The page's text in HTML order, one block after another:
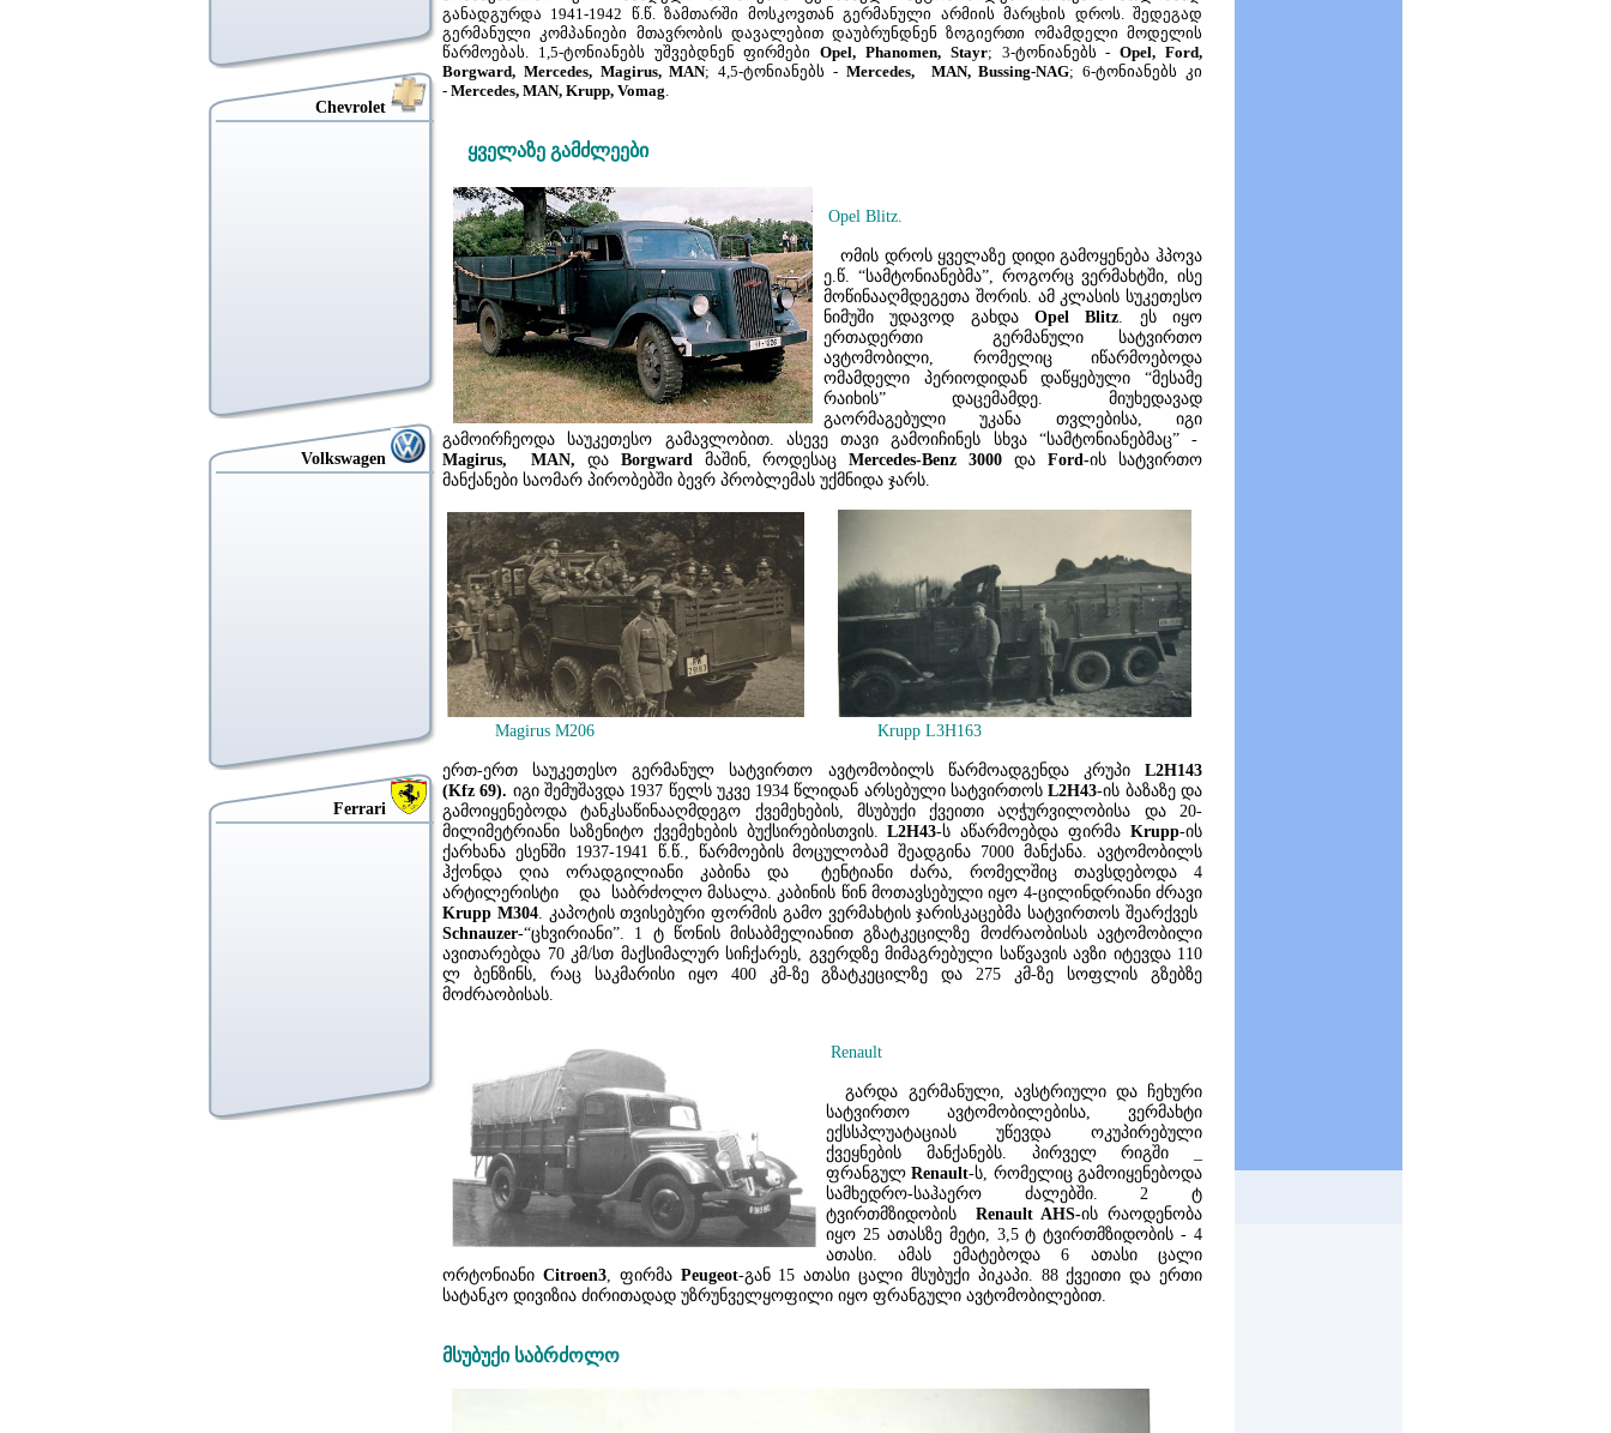
Chevrolet
Volkswagen
Ferrari
განადგურდა 1941-1942 წ.წ. ზამთარში მოსკოვთან გერმანული არმიის მარცხის დროს. შედეგად
გერმანული კომპანიები მთავრობის დავალებით დაუბრუნდნენ ზოგიერთი ომამდელი მოდელის
წარმოებას. 1,5-ტონიანებს უშვებდნენ ფირმებიOpel, Phanomen, Stayr; 3-ტონიანებს -Opel, Ford,
Borgward, Mercedes, Magirus, MAN; 4,5-ტონიანებს - Mercedes, MAN, Bussing-NAG; 6-ტონიანებს კი
- Mercedes, MAN, Krupp, Vomag.
ყველაზე გამძლეები
Opel Blitz.
ომის დროს ყველაზე დიდი გამოყენება ჰპოვა
ე.წ. “სამტონიანებმა”, როგორც ვერმახტში, ისე
მოწინააღმდეგეთა შორის. ამ კლასის სუკეთესო
ნიმუში უდავოდ გახდა Opel Blitz. ეს იყო
ერთადერთი გერმანული სატვირთო
ავტომობილი, რომელიც იწარმოებოდა
ომამდელი პერიოდიდან დაწყებული “მესამე
რაიხის” დაცემამდე. მიუხედავად
გაორმაგებული უკანა თვლებისა, იგი
გამოირჩეოდა საუკეთესო გამავლობით. ასევე თავი გამოიჩინეს სხვა “სამტონიანებმაც” -
Magirus, MAN, და Borgwardმაშინ, როდესაცMercedes-Benz 3000 დაFord-ის სატვირთო
მანქანები საომარ პირობებში ბევრ პრობლემას უქმნიდა ჯარს.
Magirus M206 Krupp L3H163
ერთ-ერთ საუკეთესო გერმანულ სატვირთო ავტომობილს წარმოადგენდა კრუპი L2H143
(Kfz 69). იგი შემუშავდა 1937 წელს უკვე 1934 წლიდან არსებული სატვირთოსL2H43-ის ბაზაზე და
გამოიყენებოდა ტანკსაწინააღმდეგო ქვემეხების, მსუბუქი ქვეითი აღჭურვილობისა და 20-
მილიმეტრიანი საზენიტო ქვემეხების ბუქსირებისთვის. L2H43-ს აწარმოებდა ფირმაKrupp-ის
ქარხანა ესენში 1937-1941 წ.წ., წარმოების მოცულობამ შეადგინა 7000 მანქანა. ავტომობილს
ჰქონდა ღია ორადგილიანი კაბინა და ტენტიანი ძარა, რომელშიც თავსდებოდა 4
არტილერისტი და საბრძოლო მასალა. კაბინის წინ მოთავსებული იყო 4-ცილინდრიანი ძრავი
Krupp М304. კაპოტის თვისებური ფორმის გამო ვერმახტის ჯარისკაცებმა სატვირთოს შეარქვეს
Schnauzer-“ცხვირიანი”. 1 ტ წონის მისაბმელიანით გზატკეცილზე მოძრაობისას ავტომობილი
ავითარებდა 70 კმ/სთ მაქსიმალურ სიჩქარეს, გვერდზე მიმაგრებული საწვავის ავზი იტევდა 110
ლ ბენზინს, რაც საკმარისი იყო 400 კმ-ზე გზატკეცილზე და 275 კმ-ზე სოფლის გზებზე
მოძრაობისას.
Renault
გარდა გერმანული, ავსტრიული და ჩეხური
სატვირთო ავტომობილებისა, ვერმახტი
ექსსპლუატაციას უწევდა ოკუპირებული
ქვეყნების მანქანებს. პირველ რიგში _
ფრანგულRenault-ს, რომელიც გამოიყენებოდა
სამხედრო-საჰაერო ძალებში. 2 ტ
ტვირთმზიდობის Renault AHS-ის რაოდენობა
იყო 25 ათასზე მეტი, 3,5 ტ ტვირთმზიდობის - 4
ათასი. ამას ემატებოდა 6 ათასი ცალი
ორტონიანი Citroen3, ფირმა Peugeot-გან 15 ათასი ცალი მსუბუქი პიკაპი. 88 ქვეითი და ერთი
სატანკო დივიზია ძირითადად უზრუნველყოფილი იყო ფრანგული ავტომობილებით.
მსუბუქი საბრძოლო